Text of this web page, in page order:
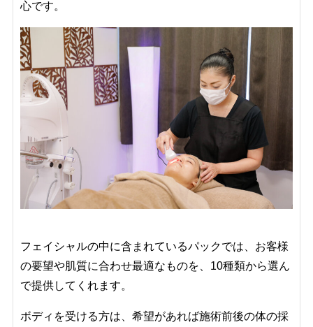
心です。
フェイシャルの中に含まれているパックでは、お客様
の要望や肌質に合わせ最適なものを、10種類から選ん
で提供してくれます。
ボディを受ける方は、希望があれば施術前後の体の採